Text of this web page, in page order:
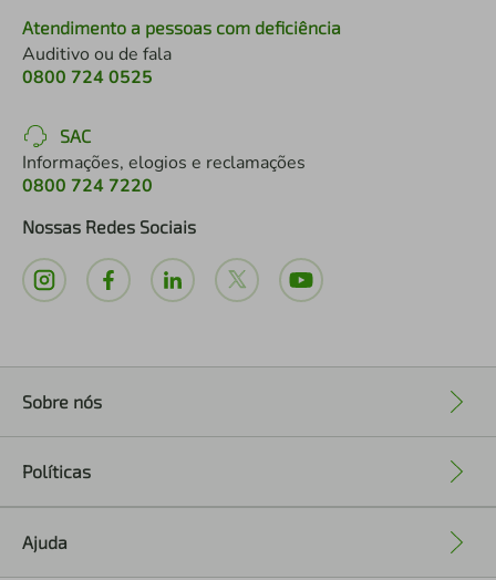
Atendimento a pessoas com deficiência
Auditivo ou de fala
0800 724 0525
SAC
Informações, elogios e reclamações
0800 724 7220
Nossas Redes Sociais
Sobre nós
Políticas
Ajuda